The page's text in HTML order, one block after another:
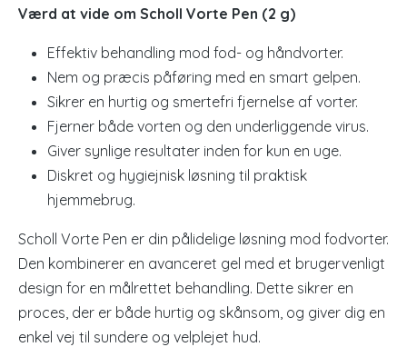
Værd at vide om Scholl Vorte Pen (2 g)
Effektiv behandling mod fod- og håndvorter.
Nem og præcis påføring med en smart gelpen.
Sikrer en hurtig og smertefri fjernelse af vorter.
Fjerner både vorten og den underliggende virus.
Giver synlige resultater inden for kun en uge.
Diskret og hygiejnisk løsning til praktisk
hjemmebrug.
Scholl Vorte Pen er din pålidelige løsning mod fodvorter.
Den kombinerer en avanceret gel med et brugervenligt
design for en målrettet behandling. Dette sikrer en
proces, der er både hurtig og skånsom, og giver dig en
enkel vej til sundere og velplejet hud.